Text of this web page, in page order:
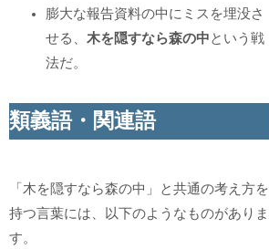
膨大な報告資料の中にミスを埋没さ
せる、木を隠すなら森の中という戦
法だ。
類義語・関連語
「木を隠すなら森の中」と共通の考え方を
持つ言葉には、以下のようなものがありま
す。